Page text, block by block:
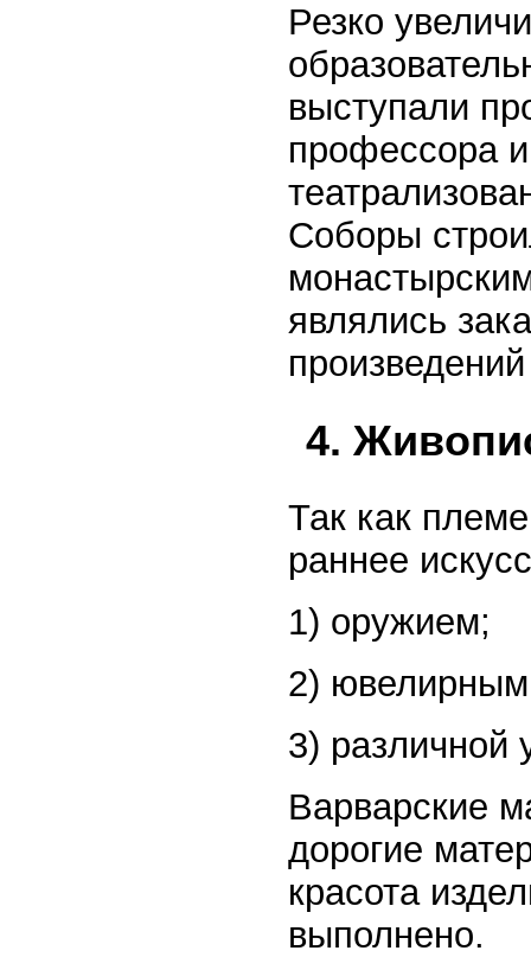
Резко
выступали
профессора
Соборы
являлись
4.
Так как
раннее
1) оружием;
2)
3) различной
Варварские
дорогие
красота
выполнено.